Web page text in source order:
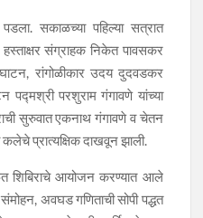
सकाळच्या पहिल्या सत्रात
हस्ताक्षर संग्राहक निकेत पावसकर
रांगोळीकार उदय दुदवडकर
पद्मश्री परशुराम गंगावणे यांच्या
सुरुवात एकनाथ गंगावणे व चेतन
कलेचे प्रात्यक्षिक दाखवून झाली.
शिबिराचे आयोजन करण्यात आले
संमोहन, अवघड गणिताची सोपी पद्धत